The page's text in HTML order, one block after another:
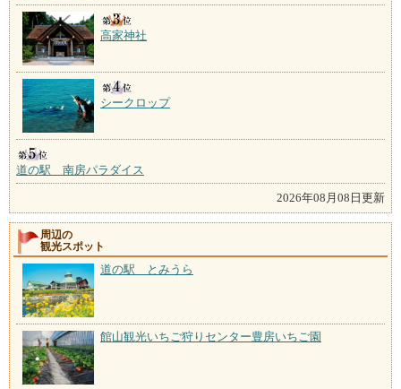
高家神社
シークロップ
道の駅 南房パラダイス
2026年08月08日更新
周辺の
観光スポット
道の駅 とみうら
館山観光いちご狩りセンター豊房いちご園